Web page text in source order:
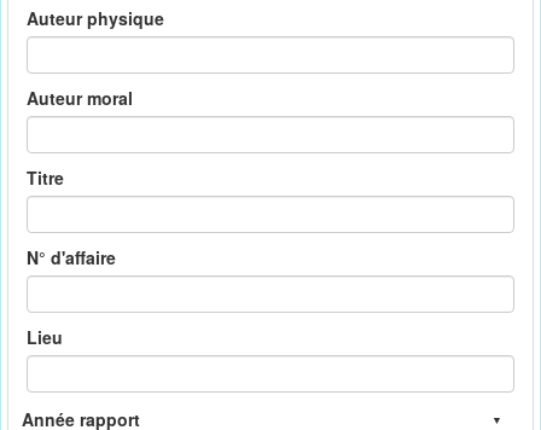
Auteur physique
Auteur moral
Titre
N° d'affaire
Lieu